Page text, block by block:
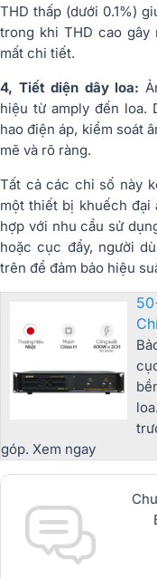
THD thấp (dưới 0.1%)
trong khi THD cao gây
mất chi tiết.
4, Tiết diện dây loa:
hiệu từ amply đến loa.
hao điện áp, kiểm soát
mẽ và rõ ràng.
Tất cả các chỉ số này
một thiết bị khuếch đại
hợp với nhu cầu sử
hoặc cục đẩy, người
trên để đảm bảo hiệu
góp. Xem ngay